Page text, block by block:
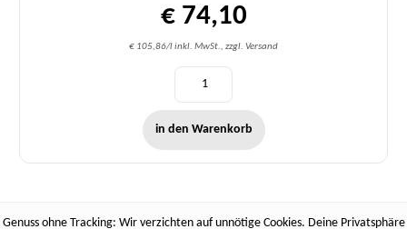
€ 74,10
€ 105,86/l inkl. MwSt., zzgl. Versand
in den Warenkorb
Genuss ohne Tracking: Wir verzichten auf unnötige Cookies. Deine Privatsphäre